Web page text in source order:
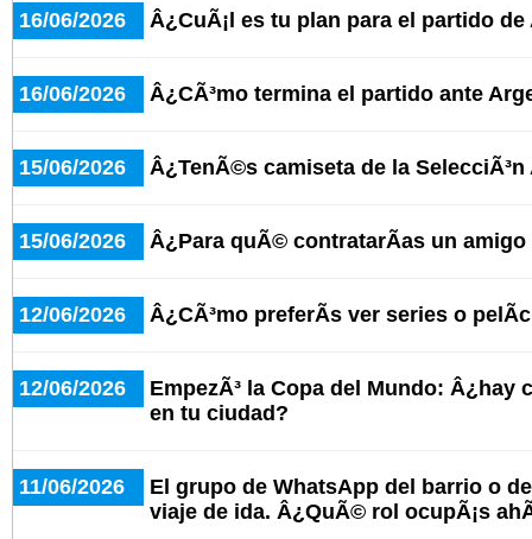
16/06/2026 Â¿CuÃ¡l es tu plan para el partido
16/06/2026 Â¿CÃ³mo termina el partido ante
15/06/2026 Â¿TenÃ©s camiseta de la
15/06/2026 Â¿Para quÃ© contratarÃ­as un
12/06/2026 Â¿CÃ³mo preferÃ­s ver series o
12/06/2026
EmpezÃ³ la Copa del Mundo: Â¿hay
en tu ciudad?
11/06/2026
El grupo de WhatsApp del barrio o
viaje de ida. Â¿QuÃ© rol ocupÃ¡s